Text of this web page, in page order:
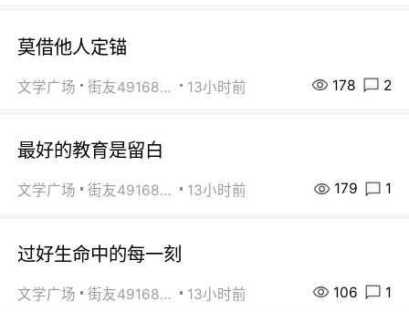
莫借他人定锚
文学广场 街友49168527 13小时前 178 2
最好的教育是留白
文学广场 街友49168527 13小时前 179 1
过好生命中的每一刻
文学广场 街友49168527 13小时前 106 1